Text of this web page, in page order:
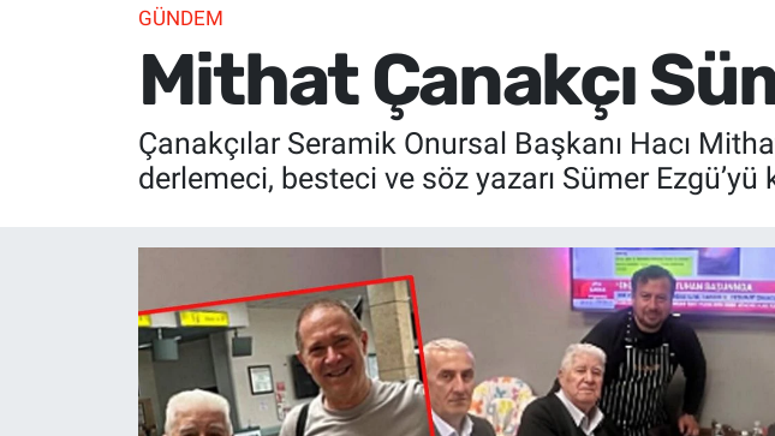
GÜNDEM
Mithat Çanakçı
Çanakçılar Seramik Onursal Başkanı Hacı
derlemeci, besteci ve söz yazarı Sümer Ezgü’yü